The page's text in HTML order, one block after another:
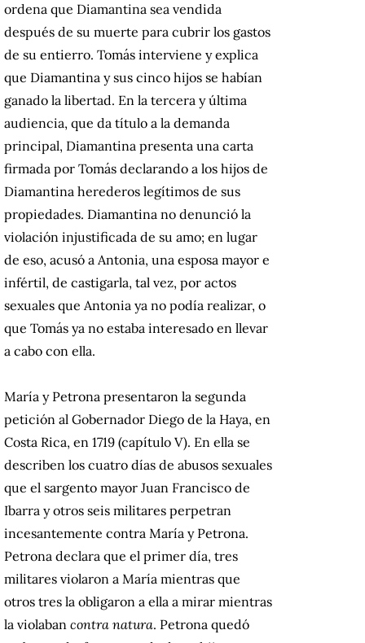
ordena que Diamantina sea vendida
después de su muerte para cubrir los gastos
de su entierro. Tomás interviene y explica
que Diamantina y sus cinco hijos se habían
ganado la libertad. En la tercera y última
audiencia, que da título a la demanda
principal, Diamantina presenta una carta
firmada por Tomás declarando a los hijos de
Diamantina herederos legítimos de sus
propiedades. Diamantina no denunció la
violación injustificada de su amo; en lugar
de eso, acusó a Antonia, una esposa mayor e
infértil, de castigarla, tal vez, por actos
sexuales que Antonia ya no podía realizar, o
que Tomás ya no estaba interesado en llevar
a cabo con ella.
María y Petrona presentaron la segunda
petición al Gobernador Diego de la Haya, en
Costa Rica, en 1719 (capítulo V). En ella se
describen los cuatro días de abusos sexuales
que el sargento mayor Juan Francisco de
Ibarra y otros seis militares perpetran
incesantemente contra María y Petrona.
Petrona declara que el primer día, tres
militares violaron a María mientras que
otros tres la obligaron a ella a mirar mientras
la violaban contra natura. Petrona quedó